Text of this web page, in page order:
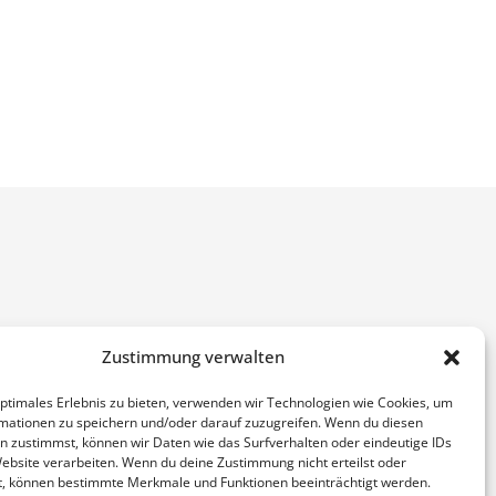
Zustimmung verwalten
Erlebnis zu bieten, verwenden wir Technologien wie Cookies, um
zu speichern und/oder darauf zuzugreifen. Wenn du diesen
zustimmst, können wir Daten wie das Surfverhalten oder eindeutige IDs
verarbeiten. Wenn du deine Zustimmung nicht erteilst oder
können bestimmte Merkmale und Funktionen beeinträchtigt werden.